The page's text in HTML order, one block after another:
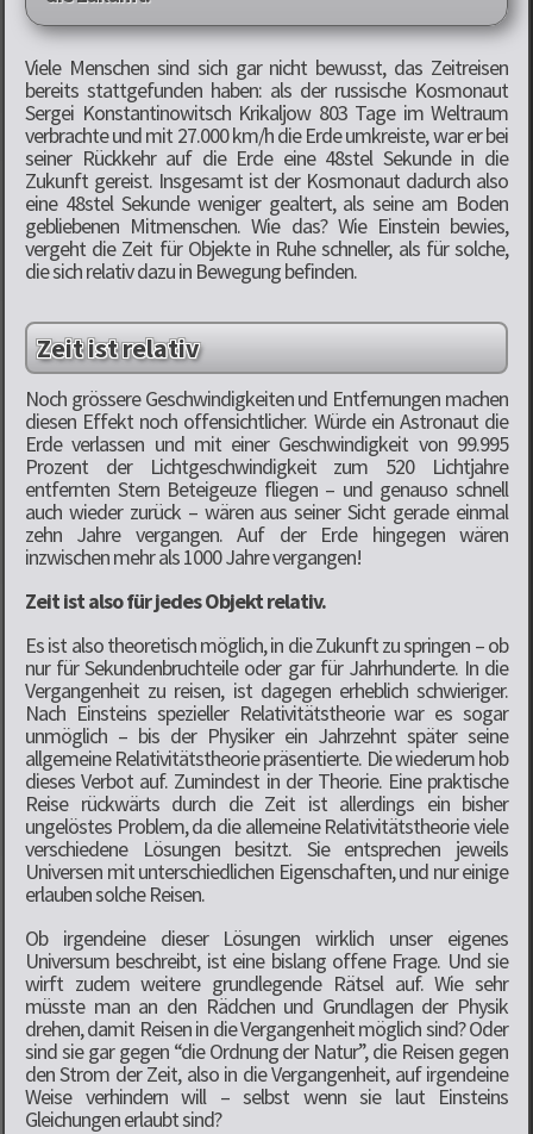
Viele Menschen sind sich gar nicht bewusst, das Zeitreisen
bereits stattgefunden haben: als der russische Kosmonaut
Sergei Konstantinowitsch Krikaljow 803 Tage im Weltraum
verbrachte und mit 27.000 km/h die Erde umkreiste, war er bei
seiner Rückkehr auf die Erde eine 48stel Sekunde in die
Zukunft gereist. Insgesamt ist der Kosmonaut dadurch also
eine 48stel Sekunde weniger gealtert, als seine am Boden
gebliebenen Mitmenschen. Wie das? Wie Einstein bewies,
vergeht die Zeit für Objekte in Ruhe schneller, als für solche,
die sich relativ dazu in Bewegung befinden.
Zeit ist relativ
Noch grössere Geschwindigkeiten und Entfernungen machen
diesen Effekt noch offensichtlicher. Würde ein Astronaut die
Erde verlassen und mit einer Geschwindigkeit von 99.995
Prozent der Lichtgeschwindigkeit zum 520 Lichtjahre
entfernten Stern Beteigeuze fliegen – und genauso schnell
auch wieder zurück – wären aus seiner Sicht gerade einmal
zehn Jahre vergangen. Auf der Erde hingegen wären
inzwischen mehr als 1000 Jahre vergangen!
Zeit ist also für jedes Objekt relativ.
Es ist also theoretisch möglich, in die Zukunft zu springen – ob
nur für Sekundenbruchteile oder gar für Jahrhunderte. In die
Vergangenheit zu reisen, ist dagegen erheblich schwieriger.
Nach Einsteins spezieller Relativitätstheorie war es sogar
unmöglich – bis der Physiker ein Jahrzehnt später seine
allgemeine Relativitätstheorie präsentierte. Die wiederum hob
dieses Verbot auf. Zumindest in der Theorie. Eine praktische
Reise rückwärts durch die Zeit ist allerdings ein bisher
ungelöstes Problem, da die allemeine Relativitätstheorie viele
verschiedene Lösungen besitzt. Sie entsprechen jeweils
Universen mit unterschiedlichen Eigenschaften, und nur einige
erlauben solche Reisen.
Ob irgendeine dieser Lösungen wirklich unser eigenes
Universum beschreibt, ist eine bislang offene Frage. Und sie
wirft zudem weitere grundlegende Rätsel auf. Wie sehr
müsste man an den Rädchen und Grundlagen der Physik
drehen, damit Reisen in die Vergangenheit möglich sind? Oder
sind sie gar gegen “die Ordnung der Natur”, die Reisen gegen
den Strom der Zeit, also in die Vergangenheit, auf irgendeine
Weise verhindern will – selbst wenn sie laut Einsteins
Gleichungen erlaubt sind?